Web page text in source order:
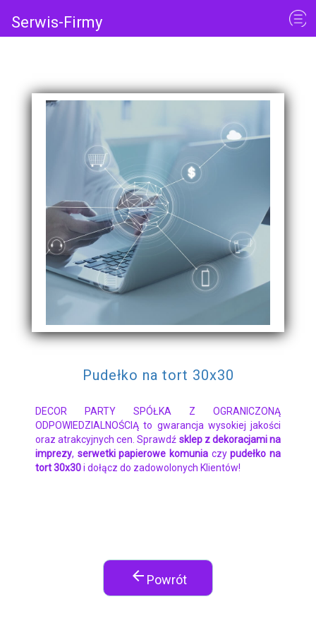
Serwis-Firmy
Pudełko na tort 30x30
DECOR PARTY SPÓŁKA Z OGRANICZONĄ
ODPOWIEDZIALNOŚCIĄ to gwarancja wysokiej jakości
oraz atrakcyjnych cen. Sprawdź sklep z dekoracjami na
imprezy, serwetki papierowe komunia czypudełko na
tort 30x30i dołącz do zadowolonych Klientów!
arrow_back Powrót